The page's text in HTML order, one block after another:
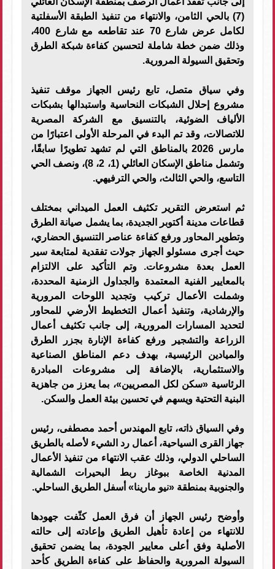
(7) بالحي الثامن، والانتهاء من تنفيذ الطبقة الأسفلتية
لكامل عرض شارع 70 عند تقاطعه مع شارع 400،
وذلك ضمن خطة شاملة لتحسين كفاءة شبكة الطرق
وتحقيق السيولة المرورية.
وفي سياق متصل، تابع رئيس الجهاز موقف تنفيذ
مشروع إحلال الشبكات النحاسية واستبدالها بشبكات
الألياف الضوئية، بالتنسيق مع الشركة المصرية
للاتصالات، وقد تم البدء في المرحلة الأولى اعتبارًا من
مارس 2026 بالمناطق التي لم تشهد تطويرًا سابقًا،
وتشمل مناطق الإسكان العائلي (1، 2، 8)، ونصف الحي
التاسع، والحي الثالث، والحي الترفيهي.
ثم استعرض التقرير تكثيف العمل الميداني بمختلف
قطاعات مدينة أكتوبر الجديدة، بما يشمل صيانة الطرق
وتطوير المحاور ورفع كفاءة عناصر التنسيق الحضاري،
حيث أجرى مسئولو الجهاز جولات تفقدية لمتابعة سير
العمل بعدة مشروعات. وتم التأكيد على الالتزام
بالمعايير الفنية المعتمدة والجداول الزمنية المحددة،
وشملت الأعمال تركيب وتجديد اللوحات المرورية
والإرشادية، وتنفيذ أعمال التخطيط الأرضي للمحاور
لتحديد المسارات المرورية، إلى جانب تكثيف أعمال
الزراعة والتشجير ورفع كفاءة الإنارة بجزر الطرق
والميادين الرئيسية، بهدف دعم المناطق الصناعية
والاستثمارية، بالإضافة إلى مشروعات المبادرة
الرئاسية «سكن لكل المصريين»، بما يعزز من جاهزية
البنية التحتية ويسهم في تحسين بيئة العمل والسكن.
وفي السياق ذاته، تابع المهندس أحمد مصطفى، رئيس
جهاز القرى السياحية، أعمال رد الشيء لأصله بالطريق
الساحلي الدولي، وذلك عقب الانتهاء من تنفيذ الأعمال
المدنية الخاصة ببوغاز ربط البحيرات الشمالية
والجنوبية بمنطقة «نيو مارينا» أسفل الطريق الساحلي.
وأوضح رئيس الجهاز أن فرق العمل كثّفت جهودها
للانتهاء من إعادة تأهيل الطريق وإعادته إلى حالته
الأصلية وفق أعلى معايير الجودة، بما يضمن تحقيق
السيولة المرورية والحفاظ على كفاءة الطريق كأحد